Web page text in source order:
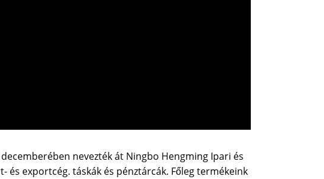
nevezték át Ningbo Hengming Ipari és
és exportcég. táskák és pénztárcák. Főleg termékeink